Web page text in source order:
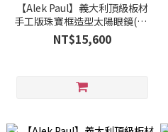
【Alek Paul】義大利頂級板材
手工版珠寶框造型太陽眼鏡(黑)
AP500201
NT$15,600